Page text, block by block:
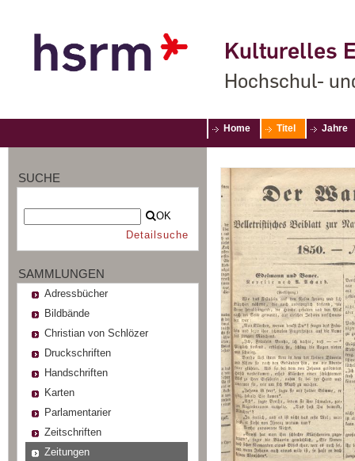
Kulturelles
Hochschul-
Home Titel Jahre
SUCHE
OK
Detailsuche
SAMMLUNGEN
Adressbücher
Bildbände
Christian von Schlözer
Druckschriften
Handschriften
Karten
Parlamentarier
Zeitschriften
Zeitungen